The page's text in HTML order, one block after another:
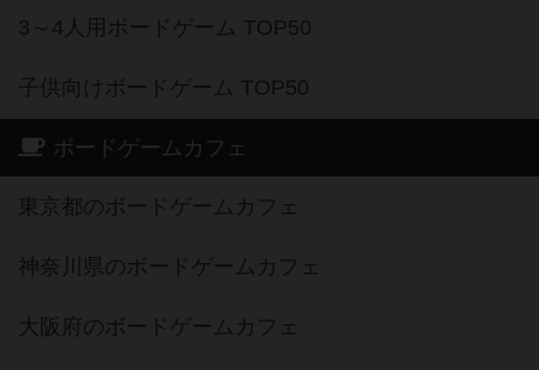
3～4人用ボードゲーム TOP50
子供向けボードゲーム TOP50
ボードゲームカフェ
東京都のボードゲームカフェ
神奈川県のボードゲームカフェ
大阪府のボードゲームカフェ